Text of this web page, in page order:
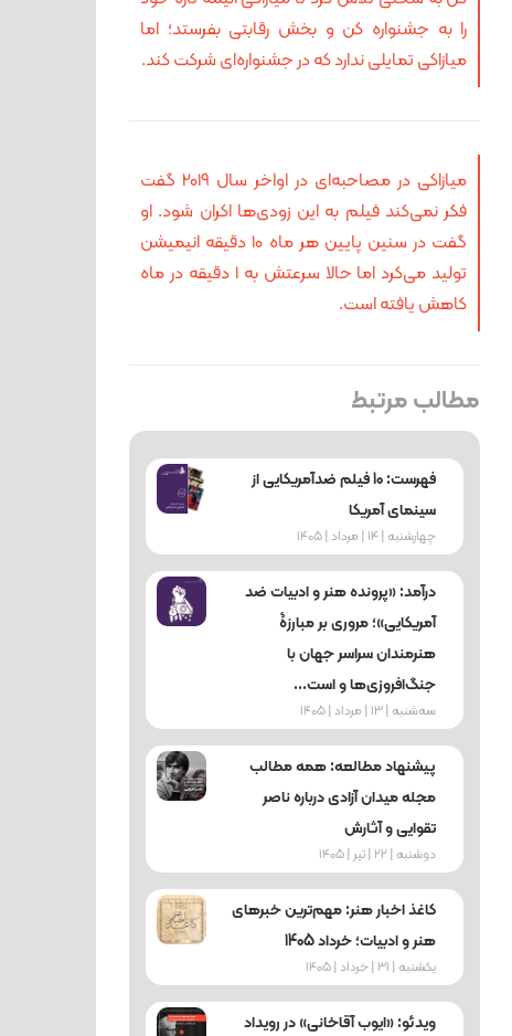
را به جشنواره کن و بخش رقابتی بفرستد؛ اما
میازاکی تمایلی ندارد که در جشنواره‌ای شرکت کند.
میازاکی در مصاحبه‌ای در اواخر سال 2019 گفت
فکر نمی‌کند فیلم به این زودی‌ها اکران شود. او
گفت در سنین پایین هر ماه 10 دقیقه انیمیشن
تولید می‌کرد اما حالا سرعتش به 1 دقیقه در ماه
کاهش یافته است.
مطالب مرتبط
فهرست: 10 فیلم ضدآمریکایی از
سینمای آمریکا
چهارشنبه | 14 | مرداد | 1405
درآمد: «پرونده هنر و ادبیات ضد
آمریکایی»؛ مروری بر مبارزۀ
هنرمندان سراسر جهان با
جنگ‌افروزی‌ها و است...
ﺳﻪشنبه | 13 | مرداد | 1405
پیشنهاد مطالعه: همه مطالب
مجله میدان آزادی درباره ناصر
تقوایی و آثارش
دوشنبه | 22 | تیر | 1405
کاغذ اخبار هنر: مهم‌ترین خبرهای
هنر و ادبیات؛ خرداد 1405
یکشنبه | 31 | خرداد | 1405
ویدئو: «ایوب آقاخانی» در رویداد